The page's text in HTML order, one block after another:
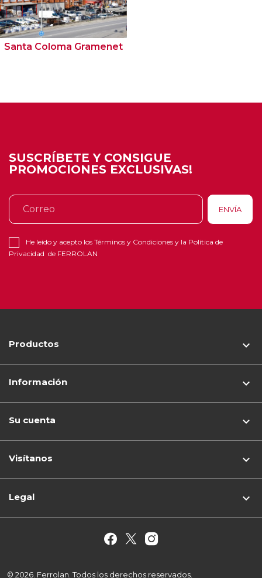
Santa Coloma Gramenet
SUSCRÍBETE Y CONSIGUE
PROMOCIONES EXCLUSIVAS!
He leído y acepto los Términos y Condiciones y la Política de
Privacidad de FERROLAN
Productos 
Información 
Su cuenta 
Visítanos keyboard_arrow_down
© 2026. Ferrolan. Todos los derechos reservados.
Legal 